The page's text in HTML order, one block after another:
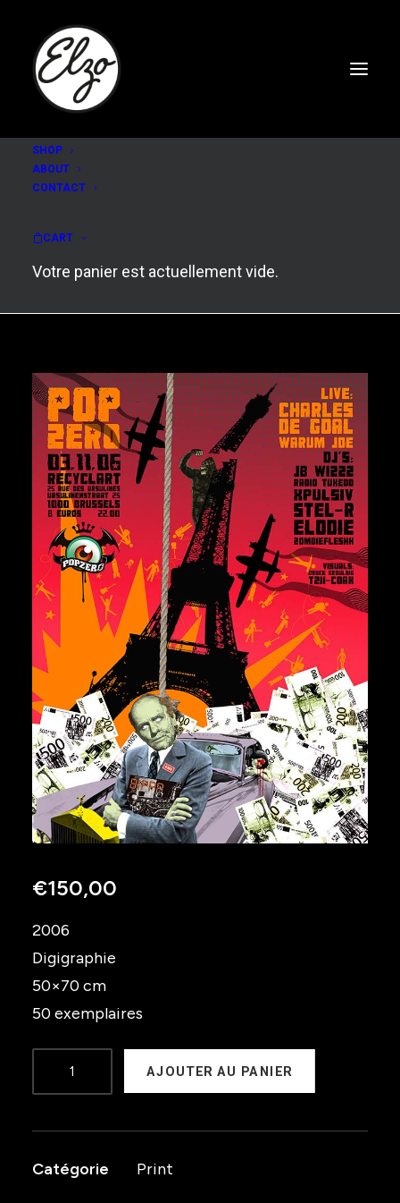
SHOP
ABOUT
CONTACT
CART
Votre panier est actuellement vide.
Charles de Goal /
Warum Joe
€150,00
2006
Digigraphie
50×70 cm
50 exemplaires
de
Goal
AJOUTER AU PANIER
Catégorie Print